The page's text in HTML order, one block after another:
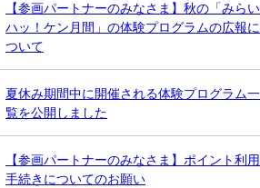
【参画パートナーのみなさま】秋の「みらい
ハッ！ケン月間」の体験プログラムの広報に
ついて
夏休み期間中に開催される体験プログラム一
覧を公開しました
【参画パートナーのみなさま】ポイント利用
手続きについてのお願い